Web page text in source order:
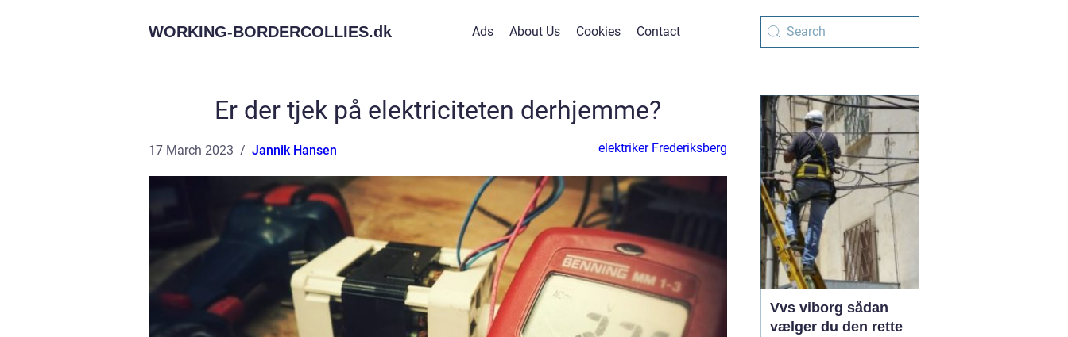
WORKING-BORDERCOLLIES.dk Ads About Us Cookies Contact
Er der tjek på elektriciteten derhjemme?
17 March 2023 Jannik Hansen elektriker Frederiksberg
Vvs viborg sådan
vælger du den rette